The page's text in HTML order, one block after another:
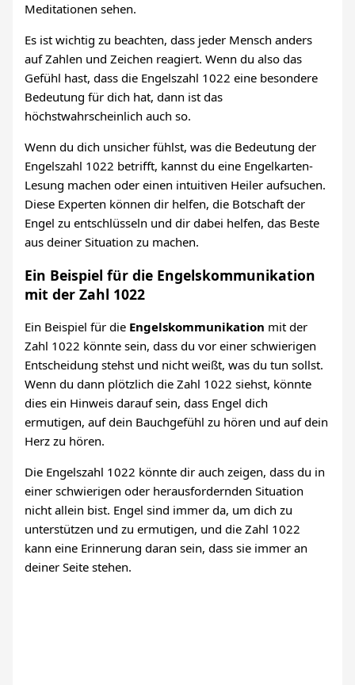
Meditationen sehen.
Es ist wichtig zu beachten, dass jeder Mensch anders
auf Zahlen und Zeichen reagiert. Wenn du also das
Gefühl hast, dass die Engelszahl 1022 eine besondere
Bedeutung für dich hat, dann ist das
höchstwahrscheinlich auch so.
Wenn du dich unsicher fühlst, was die Bedeutung der
Engelszahl 1022 betrifft, kannst du eine Engelkarten-
Lesung machen oder einen intuitiven Heiler aufsuchen.
Diese Experten können dir helfen, die Botschaft der
Engel zu entschlüsseln und dir dabei helfen, das Beste
aus deiner Situation zu machen.
Ein Beispiel für die Engelskommunikation
mit der Zahl 1022
Ein Beispiel für die Engelskommunikation mit der
Zahl 1022 könnte sein, dass du vor einer schwierigen
Entscheidung stehst und nicht weißt, was du tun sollst.
Wenn du dann plötzlich die Zahl 1022 siehst, könnte
dies ein Hinweis darauf sein, dass Engel dich
ermutigen, auf dein Bauchgefühl zu hören und auf dein
Herz zu hören.
Die Engelszahl 1022 könnte dir auch zeigen, dass du in
einer schwierigen oder herausfordernden Situation
nicht allein bist. Engel sind immer da, um dich zu
unterstützen und zu ermutigen, und die Zahl 1022
kann eine Erinnerung daran sein, dass sie immer an
deiner Seite stehen.